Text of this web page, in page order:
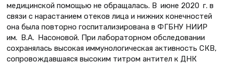
медицинской помощью не обращалась. В июне 2020 г. в
связи с нарастанием отеков лица и нижних конечностей
она была повторно госпитализирована в ФГБНУ НИИР
им. В.А. Насоновой. При лабораторном обследовании
сохранялась высокая иммунологическая активность СКВ,
сопровождавшаяся высоким титром антител к ДНК